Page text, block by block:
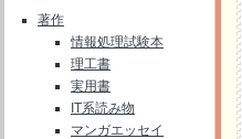
著作
情報処理試験本
理工書
実用書
IT系読み物
マンガエッセイ